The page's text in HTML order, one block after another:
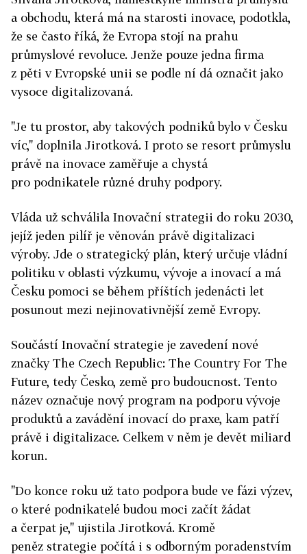
a obchodu, která má na starosti inovace, podo­tkla,
že se často říká, že Evropa stojí na prahu
průmyslové revoluce. Jenže pouze jedna firma
z pěti v Evropské unii se podle ní dá označit jako
vysoce digitalizovaná.
"Je tu prostor, aby takových podniků bylo v Česku
víc," doplnila Jirotková. I proto se resort průmyslu
právě na inovace zaměřuje a chystá
pro podnikatele různé druhy podpory.
Vláda už schválila Inovační strategii do roku 2030,
jejíž jeden pilíř je věnován právě digitalizaci
výroby. Jde o strategický plán, který určuje vládní
politiku v oblasti výzkumu, vývoje a inovací a má
Česku pomoci se během příštích jedenácti let
posunout mezi nejinovativnější země Evropy.
Součástí Inovační strategie je zavedení nové
značky The Czech Republic: The Country For The
Future, tedy Česko, země pro budoucnost. Tento
název označuje nový program na podporu vývoje
produktů a zavádění inovací do praxe, kam patří
právě i digitalizace. Celkem v něm je devět miliard
korun.
"Do konce roku už tato podpora bude ve fázi výzev,
o které podnikatelé budou moci začít žádat
a čerpat je," ujistila Jirotková. Kromě
peněz strategie počítá i s odborným poradenstvím